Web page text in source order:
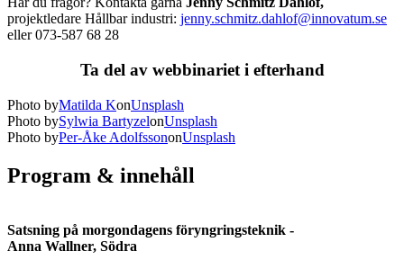
projektledare Hållbar industri: jenny.schmitz.dahlof@innovatum.se
eller 073-587 68 28
Ta del av webbinariet i efterhand
Photo byMatilda KonUnsplash
Photo bySylwia BartyzelonUnsplash
Photo byPer-Åke AdolfssononUnsplash
Program & innehåll
Satsning på morgondagens föryngringsteknik -
Anna Wallner, Södra